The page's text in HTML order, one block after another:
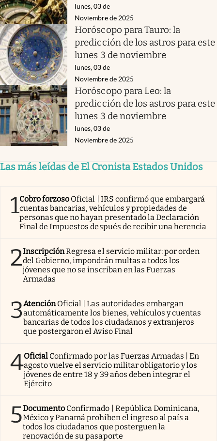
lunes, 03 de
Noviembre de 2025
Horóscopo para Tauro: la
predicción de los astros para este
lunes 3 de noviembre
lunes, 03 de
Noviembre de 2025
Horóscopo para Leo: la
predicción de los astros para este
lunes 3 de noviembre
lunes, 03 de
Noviembre de 2025
Las más leídas de El Cronista Estados Unidos
1Cobro forzoso Oficial | IRS confirmó que embargará
cuentas bancarias, vehículos y propiedades de
personas que no hayan presentado la Declaración
Final de Impuestos después de recibir una herencia
2InscripciónRegresa el servicio militar: por orden
del Gobierno, impondrán multas a todos los
jóvenes que no se inscriban en las Fuerzas
Armadas
3AtenciónOficial | Las autoridades embargan
automáticamente los bienes, vehículos y cuentas
bancarias de todos los ciudadanos y extranjeros
que postergaron el Aviso Final
4Oficial Confirmado por las Fuerzas Armadas | En
agosto vuelve el servicio militar obligatorio y los
jóvenes de entre 18 y 39 años deben integrar el
Ejército
5Documento Confirmado | República Dominicana,
México y Panamá prohíben el ingreso al país a
todos los ciudadanos que posterguen la
renovación de su pasaporte